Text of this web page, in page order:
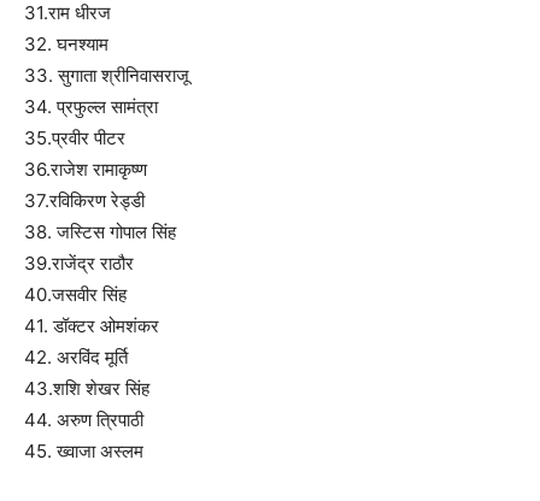
31.राम धीरज
32. घनश्याम
33. सुगाता श्रीनिवासराजू
34. प्रफुल्ल सामंत्रा
35.प्रवीर पीटर
36.राजेश रामाकृष्ण
37.रविकिरण रेड्डी
38. जस्टिस गोपाल सिंह
39.राजेंद्र राठौर
40.जसवीर सिंह
41. डॉक्टर ओमशंकर
42. अरविंद मूर्ति
43.शशि शेखर सिंह
44. अरुण त्रिपाठी
45. ख्वाजा अस्लम